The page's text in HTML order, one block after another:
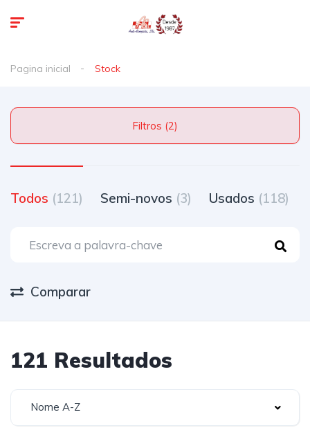
Pagina inicial Stock
Filtros (2)
Todos (121) Semi-novos (3) Usados (118)
Comparar
121 Resultados
Nome A-Z